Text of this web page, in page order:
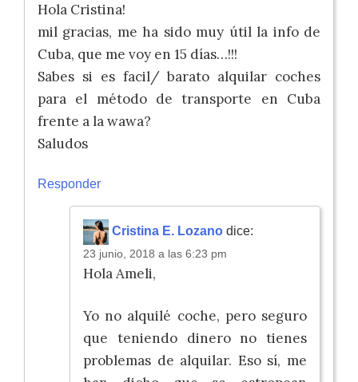
Hola Cristina!
mil gracias, me ha sido muy útil la info de
Cuba, que me voy en 15 días…!!!
Sabes si es facil/ barato alquilar coches
para el método de transporte en Cuba
frente a la wawa?
Saludos
Responder
Cristina E. Lozano dice:
23 junio, 2018 a las 6:23 pm
Hola Ameli,
Yo no alquilé coche, pero seguro
que teniendo dinero no tienes
problemas de alquilar. Eso sí, me